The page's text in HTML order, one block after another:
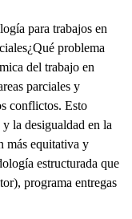
para trabajos en
problema
del trabajo en
parciales y
conflictos. Esto
la desigualdad en la
más equitativa y
estructurada que
programa entregas